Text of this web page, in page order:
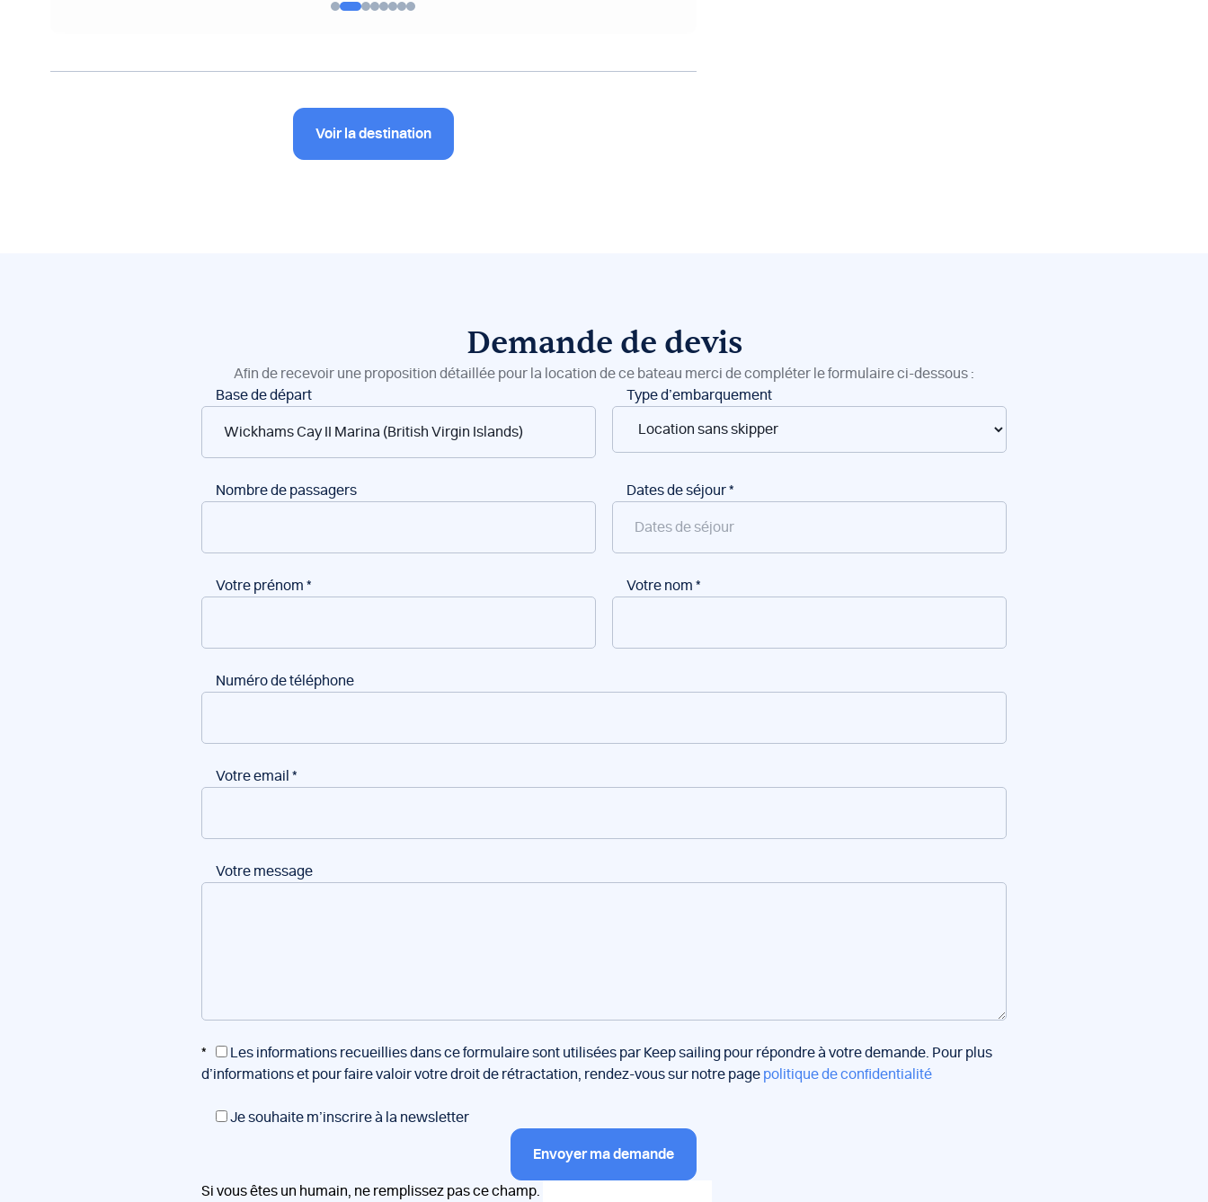
Voir la destination
Demande de devis
Afin de recevoir une proposition détaillée pour la location de ce bateau merci de compléter le formulaire ci-dessous :
Réservation
bateaux
Base de départ Type d’embarquement
Nombre de passagers Dates de séjour*
Votre prénom * Votre nom *
Numéro de téléphone
Votre email *
Votre message
*
Les informations recueillies dans ce formulaire sont utilisées par Keep sailing pour répondre à votre demande. Pour plus
d’informations et pour faire valoir votre droit de rétractation, rendez-vous sur notre page politique de confidentialité
Je souhaite m’inscrire à la newsletter
Envoyer ma demande
Si vous êtes un humain, ne remplissez pas ce champ.